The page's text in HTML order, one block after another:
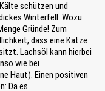
schützen und
Winterfell. Wozu
Gründe! Zum
dass eine Katze
Lachsöl kann hierbei
wie bei
Haut). Einen positiven
Da es